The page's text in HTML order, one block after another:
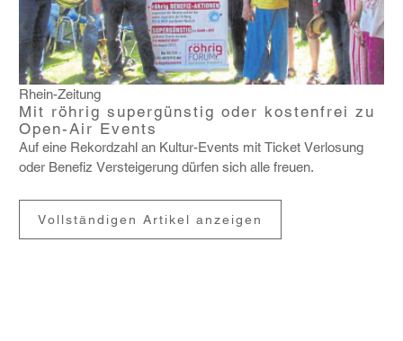
Rhein-Zeitung
Mit röhrig supergünstig oder kostenfrei zu
Open-Air Events
Auf eine Rekord­zahl an Kultur-Events mit Ticket Verlo­sung
oder Benefiz Verstei­ge­rung dürfen sich alle freuen.
Vollständigen Artikel anzeigen